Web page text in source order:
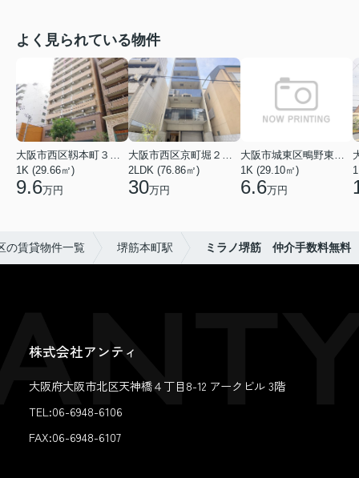
よく見られている物件
大阪市西区靱本町３丁目
1K (29.66㎡)
9.6万円
大阪市西区京町堀２丁目
2LDK (76.86㎡)
30万円
大阪市城東区鴫野東３丁目
1K (29.10㎡)
6.6万円
の賃貸物件一覧 堺筋本町駅 ミラノ堺筋 仲介手数料無料
株式会社アンティ
大阪府大阪市北区天神橋４丁目8-12 アークビル 3階
TEL:06-6948-6106
FAX:06-6948-6107